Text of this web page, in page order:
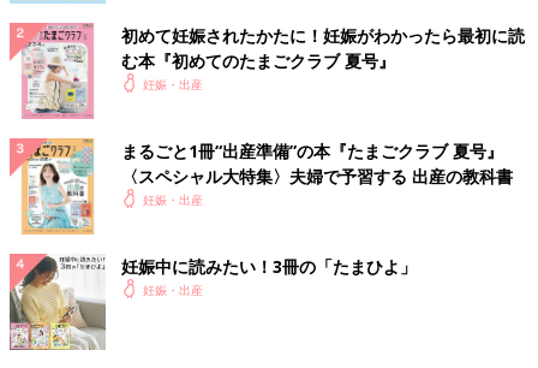
初めて妊娠されたかたに！妊娠がわかったら最初に読
む本『初めてのたまごクラブ 夏号』
妊娠・出産
まるごと1冊“出産準備”の本『たまごクラブ 夏号』
〈スペシャル大特集〉夫婦で予習する 出産の教科書
妊娠・出産
妊娠中に読みたい！3冊の「たまひよ」
妊娠・出産